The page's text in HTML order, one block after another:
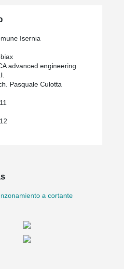
Isernia
advanced engineering
Pasquale Culotta
a cortante